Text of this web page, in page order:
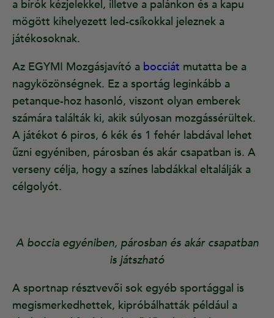
a bírók kézjelekkel, illetve a palánkon és a kapu
mögött kihelyezett led-csíkokkal jeleznek a
játékosoknak.
Az EGYMI Mozgásjavító a bocciát mutatta be a
nagyközönségnek. Ez a sportág leginkább a
petanque-hoz hasonló, viszont olyan emberek
számára találták ki, akik súlyosan mozgássérültek.
A játékot 6 piros, 6 kék és 1 fehér labdával lehet
űzni egyéniben, párosban és akár csapatban is. A
verseny célja, hogy a színes labdákkal eltalálják a
célgolyót.
A boccia egyéniben, párosban és akár csapatban
is játszható
A sportnap résztvevői sok egyéb sportággal is
megismerkedhettek, kipróbálhatták például a